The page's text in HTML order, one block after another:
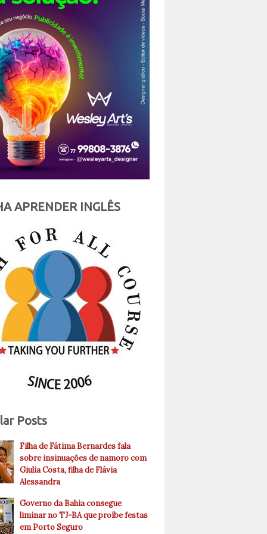
APRENDER INGLÊS
Posts
Filha de Fátima Bernardes fala
sobre insinuações de namoro com
Giulia Costa, filha de Flávia
Alessandra
Governo da Bahia consegue
liminar no TJ-BA que proíbe festas
em Porto Seguro